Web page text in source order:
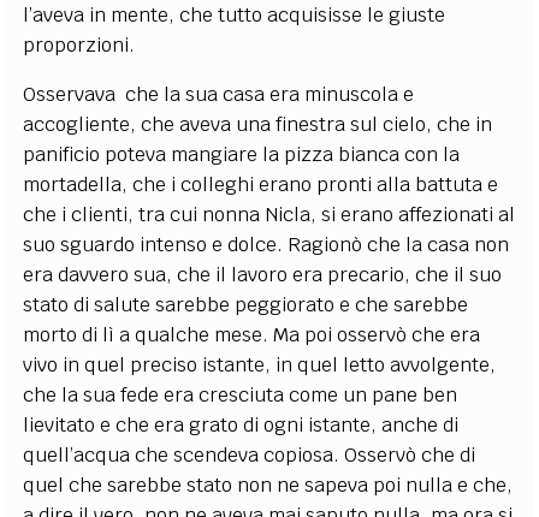
l’aveva in mente, che tutto acquisisse le giuste
proporzioni.
Osservava che la sua casa era minuscola e
accogliente, che aveva una finestra sul cielo, che in
panificio poteva mangiare la pizza bianca con la
mortadella, che i colleghi erano pronti alla battuta e
che i clienti, tra cui nonna Nicla, si erano affezionati al
suo sguardo intenso e dolce. Ragionò che la casa non
era davvero sua, che il lavoro era precario, che il suo
stato di salute sarebbe peggiorato e che sarebbe
morto di lì a qualche mese. Ma poi osservò che era
vivo in quel preciso istante, in quel letto avvolgente,
che la sua fede era cresciuta come un pane ben
lievitato e che era grato di ogni istante, anche di
quell’acqua che scendeva copiosa. Osservò che di
quel che sarebbe stato non ne sapeva poi nulla e che,